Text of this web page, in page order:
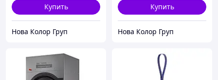
Купить
Нова Колор Груп
Купить
Нова Колор Груп